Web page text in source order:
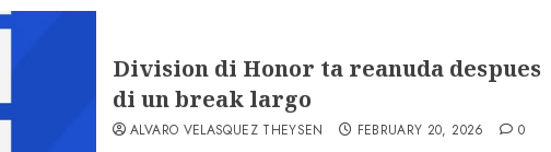
Division di Honor ta reanuda despues
di un break largo
ALVARO VELASQUEZ THEYSEN FEBRUARY 20, 2026 0